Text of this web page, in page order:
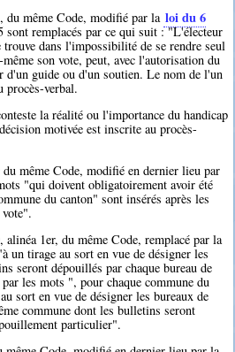
du même Code, modifié par la loi du 6
sont remplacés par ce qui suit : "L'électeur
dans l'impossibilité de se rendre seul
son vote, peut, avec l'autorisation du
d'un guide ou d'un soutien. Le nom de l'un
procès-verbal.
la réalité ou l'importance du handicap
motivée est inscrite au procès-
même Code, modifié en dernier lieu par
"qui doivent obligatoirement avoir été
du canton" sont insérés après les
1er, du même Code, remplacé par la
tirage au sort en vue de désigner les
seront dépouillés par chaque bureau de
les mots ", pour chaque commune du
sort en vue de désigner les bureaux de
commune dont les bulletins seront
particulier".